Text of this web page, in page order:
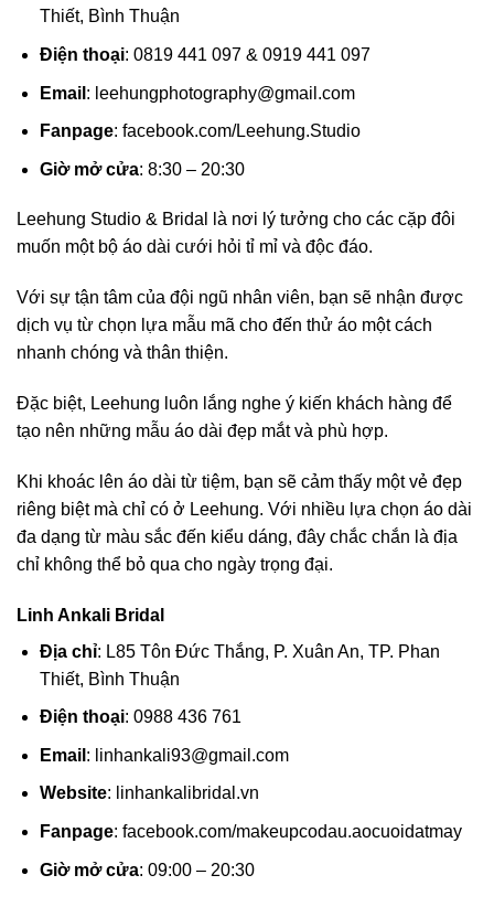
Thiết, Bình Thuận
Điện thoại: 0819 441 097 & 0919 441 097
Email : leehungphotography@gmail.com
Fanpage: facebook.com/Leehung.Studio
Giờ mở cửa: 8:30 – 20:30
Leehung Studio & Bridal là nơi lý tưởng cho các cặp đôi
muốn một bộ áo dài cưới hỏi tỉ mỉ và độc đáo.
Với sự tận tâm của đội ngũ nhân viên, bạn sẽ nhận được
dịch vụ từ chọn lựa mẫu mã cho đến thử áo một cách
nhanh chóng và thân thiện.
Đặc biệt, Leehung luôn lắng nghe ý kiến khách hàng để
tạo nên những mẫu áo dài đẹp mắt và phù hợp.
Khi khoác lên áo dài từ tiệm, bạn sẽ cảm thấy một vẻ đẹp
riêng biệt mà chỉ có ở Leehung. Với nhiều lựa chọn áo dài
đa dạng từ màu sắc đến kiểu dáng, đây chắc chắn là địa
chỉ không thể bỏ qua cho ngày trọng đại.
Linh Ankali Bridal
Địa chỉ: L85 Tôn Đức Thắng, P. Xuân An, TP. Phan
Thiết, Bình Thuận
Điện thoại: 0988 436 761
Email : linhankali93@gmail.com
Website: linhankalibridal.vn
Fanpage: facebook.com/makeupcodau.aocuoidatmay
Giờ mở cửa: 09:00 – 20:30